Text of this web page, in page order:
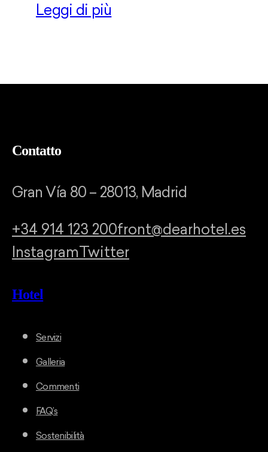
Leggi di più
Contatto
Gran Vía 80 – 28013, Madrid
+34 914 123 200front@dearhotel.es
InstagramTwitter
Hotel
Servizi
Galleria
Commenti
FAQ’s
Sostenibilità